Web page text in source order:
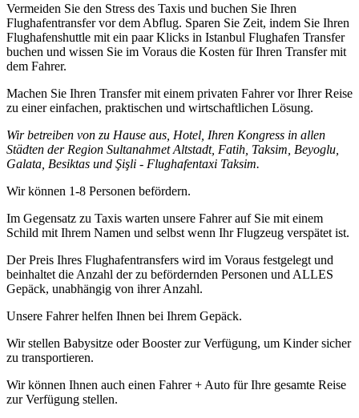
Vermeiden Sie den Stress des Taxis und buchen Sie Ihren
Flughafentransfer vor dem Abflug. Sparen Sie Zeit, indem Sie Ihren
Flughafenshuttle mit ein paar Klicks in Istanbul Flughafen Transfer
buchen und wissen Sie im Voraus die Kosten für Ihren Transfer mit
dem Fahrer.
Machen Sie Ihren Transfer mit einem privaten Fahrer vor Ihrer Reise
zu einer einfachen, praktischen und wirtschaftlichen Lösung.
Wir betreiben von zu Hause aus, Hotel, Ihren Kongress in allen
Städten der Region Sultanahmet Altstadt, Fatih, Taksim, Beyoglu,
Galata, Besiktas und Şişli - Flughafentaxi Taksim.
Wir können 1-8 Personen befördern.
Im Gegensatz zu Taxis warten unsere Fahrer auf Sie mit einem
Schild mit Ihrem Namen und selbst wenn Ihr Flugzeug verspätet ist.
Der Preis Ihres Flughafentransfers wird im Voraus festgelegt und
beinhaltet die Anzahl der zu befördernden Personen und ALLES
Gepäck, unabhängig von ihrer Anzahl.
Unsere Fahrer helfen Ihnen bei Ihrem Gepäck.
Wir stellen Babysitze oder Booster zur Verfügung, um Kinder sicher
zu transportieren.
Wir können Ihnen auch einen Fahrer + Auto für Ihre gesamte Reise
zur Verfügung stellen.